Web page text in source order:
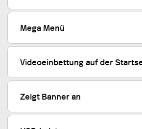
Mega Menü
Videoeinbettung auf der
Zeigt Banner an